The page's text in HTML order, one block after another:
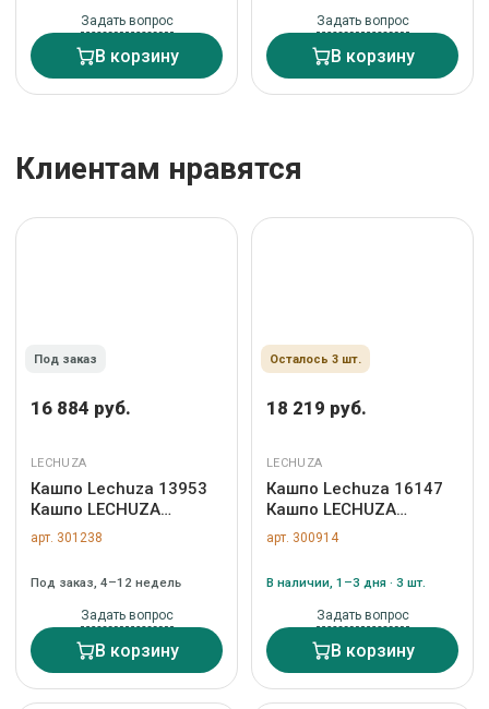
Задать вопрос
В корзину
Задать вопрос
В корзину
Клиентам нравятся
Под заказ
16 884 руб.
LECHUZA
Кашпо Lechuza 13953
Кашпо LECHUZA
Цилиндро Колор 32
серый с системой
арт. 301238
Под заказ, 4–12 недель
Задать вопрос
В корзину
Осталось 3 шт.
18 219 руб.
LECHUZA
Кашпо Lechuza 16147
Кашпо LECHUZA
Квадро 28 LS Красное
с системой полива и
ZN-300914
арт. 300914
В наличии, 1–3 дня · 3 шт.
Задать вопрос
В корзину